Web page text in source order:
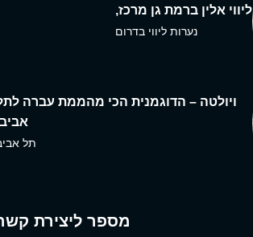
ליווי אלין ברמת גן מרכז,
נערות ליווי בדרום
ויולטה – הדוגמנית הכי מהממת עברה
תל
מספר ליצירת